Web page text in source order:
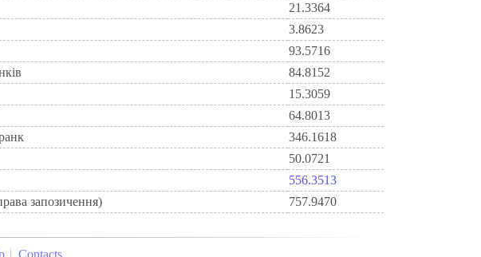
21.3364
3.8623
93.5716
84.8152
15.3059
64.8013
346.1618
50.0721
556.3513
запозичення) 757.9470